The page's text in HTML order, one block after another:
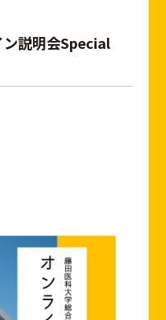
説明会Special